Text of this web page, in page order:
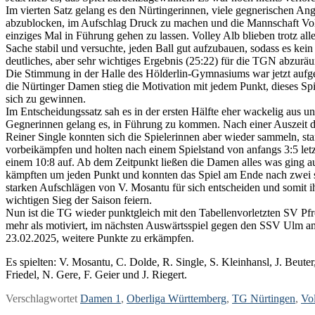
Im vierten Satz gelang es den Nürtingerinnen, viele gegnerischen
abzublocken, im Aufschlag Druck zu machen und die Mannschaft
einziges Mal in Führung gehen zu lassen. Volley Alb blieben trotz
Sache stabil und versuchte, jeden Ball gut aufzubauen, sodass es
deutliches, aber sehr wichtiges Ergebnis (25:22) für die TGN
Die Stimmung in der Halle des Hölderlin-Gymnasiums war jetzt
die Nürtinger Damen stieg die Motivation mit jedem Punkt, dieses
sich zu gewinnen.
Im Entscheidungssatz sah es in der ersten Hälfte eher wackelig aus
Gegnerinnen gelang es, in Führung zu kommen. Nach einer Auszeit
Reiner Single konnten sich die Spielerinnen aber wieder sammeln,
vorbeikämpfen und holten nach einem Spielstand von anfangs 3:5
einem 10:8 auf. Ab dem Zeitpunkt ließen die Damen alles was ging
kämpften um jeden Punkt und konnten das Spiel am Ende nach zwei
starken Aufschlägen von V. Mosantu für sich entscheiden und somit
wichtigen Sieg der Saison feiern.
Nun ist die TG wieder punktgleich mit den Tabellenvorletzten SV
mehr als motiviert, im nächsten Auswärtsspiel gegen den SSV Ulm
23.02.2025, weitere Punkte zu erkämpfen.
Es spielten: V. Mosantu, C. Dolde, R. Single, S. Kleinhansl, J.
Friedel, N. Gere, F. Geier und J. Riegert.
Verschlagwortet Damen 1 , Oberliga Württemberg, TG Nürtingen,